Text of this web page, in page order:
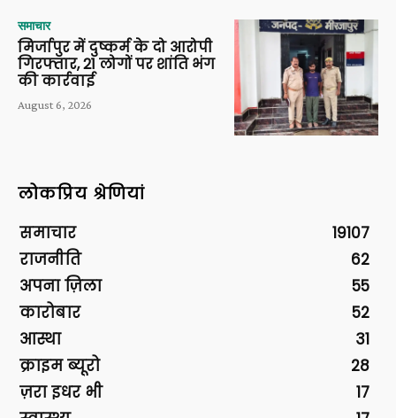
समाचार
मिर्जापुर में दुष्कर्म के दो आरोपी
गिरफ्तार, 21 लोगों पर शांति भंग
की कार्रवाई
August 6, 2026
लोकप्रिय श्रेणियां
समाचार
19107
राजनीति
62
अपना ज़िला
55
कारोबार
52
आस्था
31
क्राइम ब्यूरो
28
ज़रा इधर भी
17